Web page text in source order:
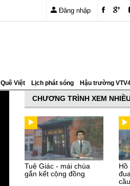
Đăng nhập
Quê Việt Lịch phát sóng Hậu trường
CHƯƠNG TRÌNH XEM
Tuệ Giác - mái chùa
gắn kết cộng đồng
Hồ
cầu